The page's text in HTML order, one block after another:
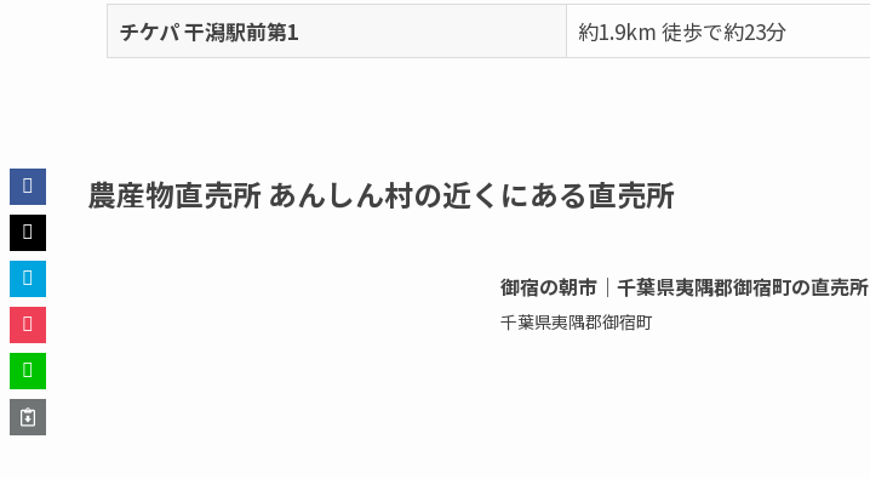
チケパ 干潟駅前第1 約1.9km 徒歩で約23分
農産物直売所 あんしん村の近くにある直売所
御宿の朝市｜千葉県夷隅郡御宿町の直売所
千葉県夷隅郡御宿町